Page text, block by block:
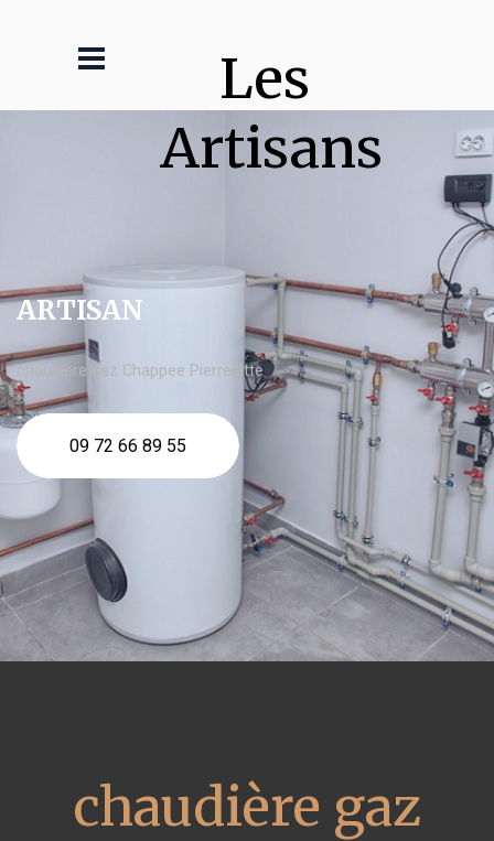
Les
Artisans
ARTISAN
chaudière gaz Chappee Pierrelatte
09 72 66 89 55
chaudière gaz